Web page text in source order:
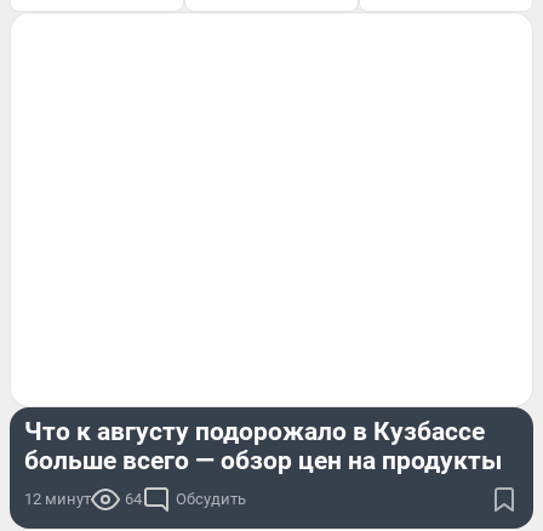
Что к августу подорожало в Кузбассе
больше всего — обзор цен на продукты
12 минут 64 Обсудить